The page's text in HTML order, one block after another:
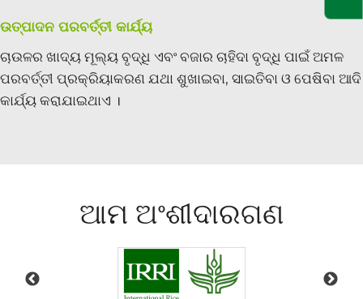
ଉତ୍ପାଦନ ପରବର୍ତ୍ତୀ କାର୍ଯ୍ୟ
ଚାଉଳର ଖାଦ୍ୟ ମୂଲ୍ୟ ବୃଦ୍ଧି ଏବଂ ବଜାର ଚାହିଦା ବୃଦ୍ଧି ପାଇଁ ଅମଳ
ପରବର୍ତ୍ତୀ ପ୍ରକ୍ରିୟାକରଣ ଯଥା ଶୁଖାଇବା, ସାଇତିବା ଓ ପେଷିବା ଆଦି
କାର୍ଯ୍ୟ କରାଯାଇଥାଏ ।
ଆମ ଅଂଶୀଦାରଗଣ